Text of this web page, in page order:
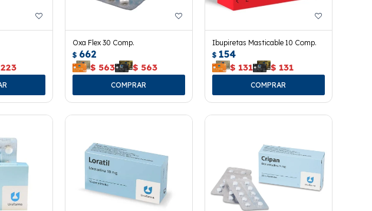
223
Oxa Flex 30 Comp.
$ 662
$ 563 $ 563
Ibupiretas Masticable 10 Comp.
$ 154
$ 131 $ 131